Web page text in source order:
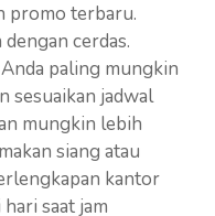
promo terbaru.
cerdas.
paling mungkin
sesuaikan jadwal
mungkin lebih
siang atau
kantor
saat jam